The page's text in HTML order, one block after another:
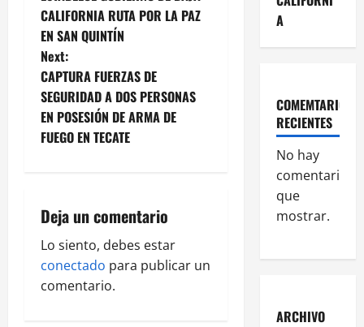
o
s
t
n
a
i
g
a
CALIFORNIA RUTA POR LA PAZ
EN SAN QUINTÍN
Next:
CAPTURA FUERZAS DE
SEGURIDAD A DOS PERSONAS
EN POSESIÓN DE ARMA DE
FUEGO EN TECATE
Deja un comentario
Lo siento, debes estar
conectado para publicar un
comentario.
A
COMEMTARIOS
RECIENTES
No hay
comentarios
que
mostrar.
ARCHIVO